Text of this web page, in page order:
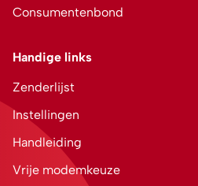
Consumentenbond
Handige links
Zenderlijst
Instellingen
Handleiding
Vrije modemkeuze